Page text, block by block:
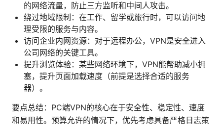
的网络流量，防止三方监听和中间人攻击。
绕过地域限制：在工作、留学或旅行时，可以访问地
理受限的服务与内容。
访问企业内网资源：对于远程办公，VPN是安全进入
公司网络的关键工具。
提升浏览体验：某些网络环境下，VPN能帮助减小拥
塞，提升页面加载速度（前提是选择合适的服务
器）。
要点总结：PC端VPN的核心在于安全性、稳定性、速度
和易用性。预算允许的情况下，优先考虑具备严格日志策